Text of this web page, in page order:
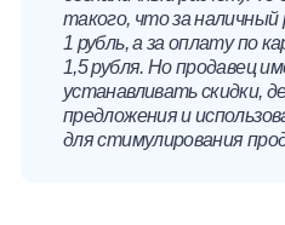
такого, что за
1 рубль, а за оплату по
1,5 рубля. Но продавец
устанавливать скидки,
предложения и
для стимулирования